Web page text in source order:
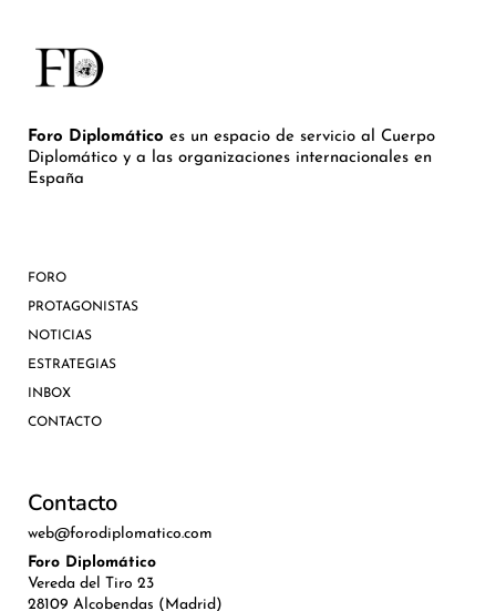
Foro Diplomático es un espacio de servicio al Cuerpo
Diplomático y a las organizaciones internacionales en
España
FORO
PROTAGONISTAS
NOTICIAS
ESTRATEGIAS
INBOX
CONTACTO
Contacto
web@forodiplomatico.com
Foro Diplomático
Vereda del Tiro 23
28109 Alcobendas (Madrid)